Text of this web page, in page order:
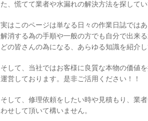
た、慌てて業者や水漏れの解決方法を探して
実はこのページは単なる日々の作業日誌では
解消する為の手順や一般の方でも自分で出来
どの皆さんの為になる、あらゆる知識を紹介し
そして、当社ではお客様に良質な本物の価値
運営しております。是非ご活用ください！！
そして、修理依頼をしたい時や見積もり、業
わせして頂いて構いません。